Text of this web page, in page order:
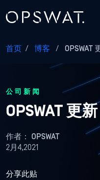
首页 / 博客 / OPSWAT
公司新闻
OPSWAT 更新
作者： OPSWAT
2月4,2021
分享此贴